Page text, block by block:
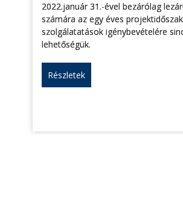
2022.január 31.-ével bezárólag
számára az egy éves
szolgálatatások igénybevételére
lehetőségük.
Részletek